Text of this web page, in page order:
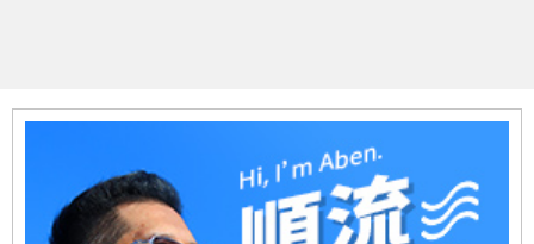
第二堂：熟悉金融工具的特性
5天前
仙小姐